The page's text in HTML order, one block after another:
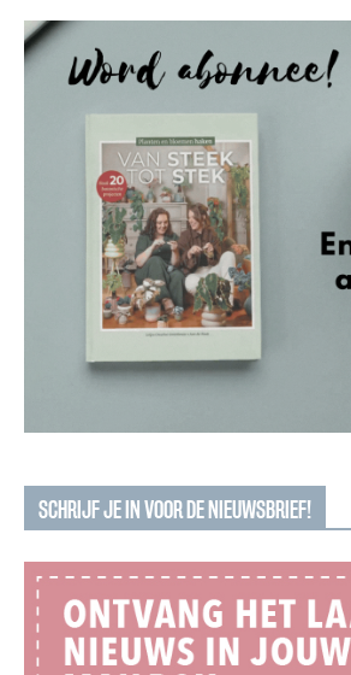
SCHRIJF JE IN VOOR DE NIEUWSBRIEF!